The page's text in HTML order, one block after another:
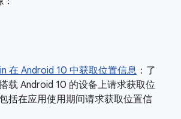
在 Android 10 中获取位置信息 ：了
载 Android 10 的设备上请求获取位
括在应用使用期间请求获取位置信